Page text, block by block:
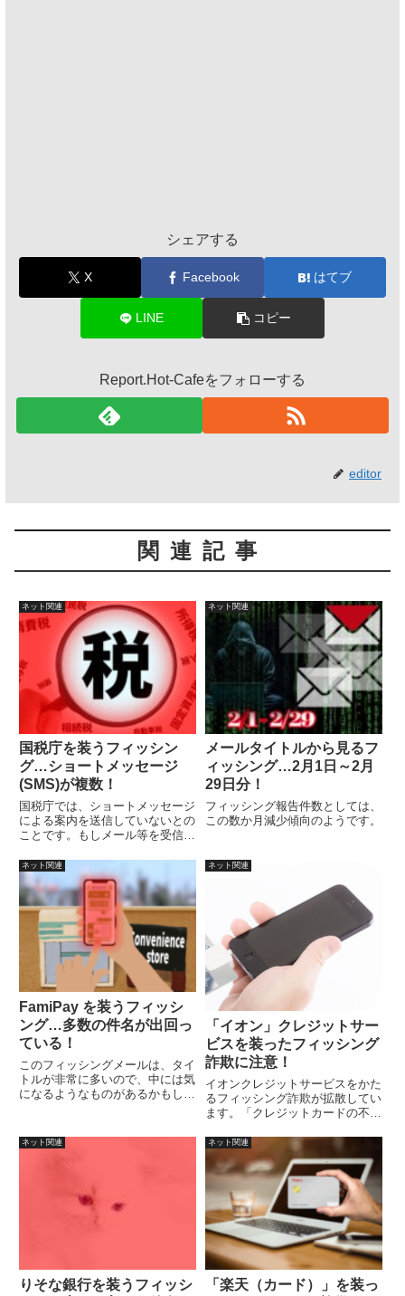
シェアする
X Facebook はてブ
LINE コピー
Report.Hot-Cafeをフォローする
editor
関連記事
ネット関連
国税庁を装うフィッシン
グ…ショートメッセージ
(SMS)が複数！
国税庁では、ショートメッセージ
による案内を送信していないとの
ことです。もしメール等を受信し
って対処しましょう。
ネット関連
メールタイトルから見るフ
ィッシング…2月1日～2月
29日分！
フィッシング報告件数としては、
この数か月減少傾向のようです。
ネット関連
FamiPay を装うフィッシ
ング…多数の件名が出回っ
ている！
このフィッシングメールは、タイ
トルが非常に多いので、中には気
になるようなものがあるかもしれ
ます。
ネット関連
「イオン」クレジットサー
ビスを装ったフィッシング
詐欺に注意！
イオンクレジットサービスをかた
るフィッシング詐欺が拡散してい
ます。「クレジットカードの不正
るので解除をしてほしい」という
ような内容。メールの文章は、日
本語が若干おかしいという特徴が
ネット関連
りそな銀行を装うフィッシ
ネット関連
「楽天（カード）」を装っ